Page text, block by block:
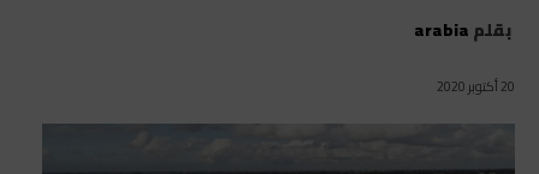
بقلمarabia
20 أكتوبر 2020